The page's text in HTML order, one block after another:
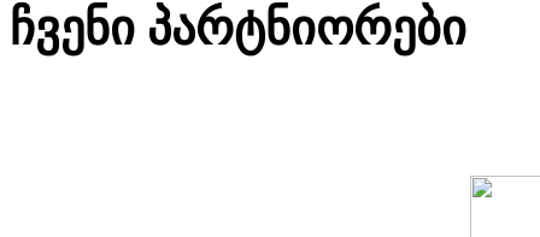
ჩვენი პარტნიორები